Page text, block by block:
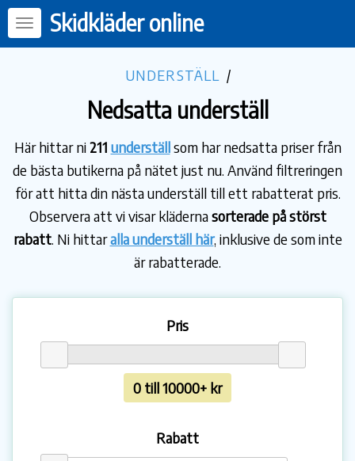
Skidkläder online
UNDERSTÄLL /
Nedsatta underställ
Här hittar ni211 underställsom har nedsatta priser från
de bästa butikerna på nätet just nu. Använd filtreringen
för att hitta din nästa underställ till ett rabatterat pris.
Observera att vi visar klädernasorterade på störst
rabatt. Ni hittaralla underställ här, inklusive de som inte
är rabatterade.
Pris
0 till 10000+ kr
Rabatt